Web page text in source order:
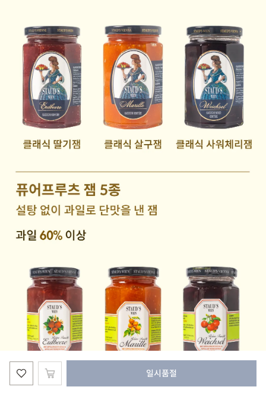
일시품절
홈 카테고리 검색 찜한목록 로그인